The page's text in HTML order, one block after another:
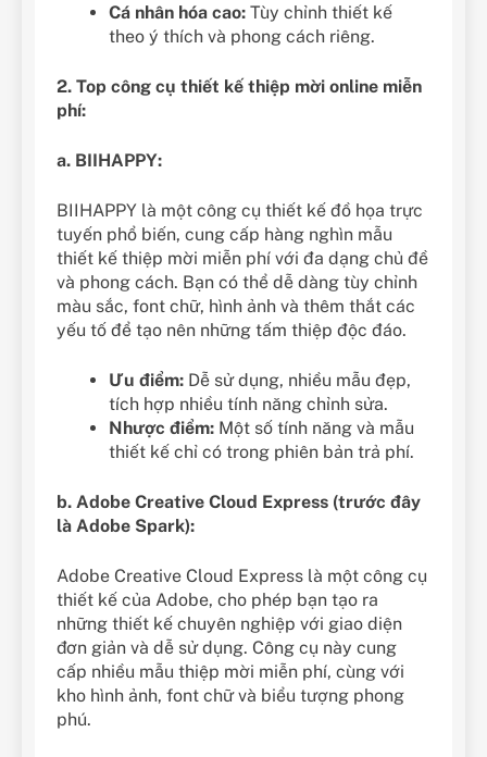
Cá nhân hóa cao: Tùy chỉnh thiết kế
theo ý thích và phong cách riêng.
2. Top công cụ thiết kế thiệp mời online miễn
phí:
a. BIIHAPPY:
BIIHAPPY là một công cụ thiết kế đồ họa trực
tuyến phổ biến, cung cấp hàng nghìn mẫu
thiết kế thiệp mời miễn phí với đa dạng chủ đề
và phong cách. Bạn có thể dễ dàng tùy chỉnh
màu sắc, font chữ, hình ảnh và thêm thắt các
yếu tố để tạo nên những tấm thiệp độc đáo.
Ưu điểm: Dễ sử dụng, nhiều mẫu đẹp,
tích hợp nhiều tính năng chỉnh sửa.
Nhược điểm: Một số tính năng và mẫu
thiết kế chỉ có trong phiên bản trả phí.
b. Adobe Creative Cloud Express (trước đây
là Adobe Spark):
Adobe Creative Cloud Express là một công cụ
thiết kế của Adobe, cho phép bạn tạo ra
những thiết kế chuyên nghiệp với giao diện
đơn giản và dễ sử dụng. Công cụ này cung
cấp nhiều mẫu thiệp mời miễn phí, cùng với
kho hình ảnh, font chữ và biểu tượng phong
phú.